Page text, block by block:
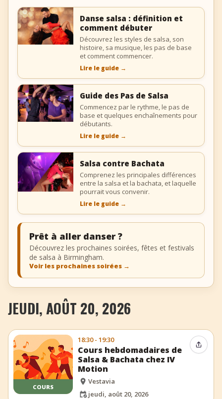
Danse salsa : définition et
comment débuter
Découvrez les styles de salsa, son
histoire, sa musique, les pas de base
et comment commencer.
Lire le guide →
Guide des Pas de Salsa
Commencez par le rythme, le pas de
base et quelques enchaînements pour
débutants.
Lire le guide →
Salsa contre Bachata
Comprenez les principales différences
entre la salsa et la bachata, et laquelle
pourrait vous convenir.
Lire le guide →
Prêt à aller danser ?
Découvrez les prochaines soirées, fêtes et festivals
de salsa à Birmingham.
Voir les prochaines soirées →
JEUDI, AOÛT 20, 2026
COURS
18:30 - 19:30
Cours hebdomadaires de
Salsa & Bachata chez IV
Motion
Vestavia
jeudi, août 20, 2026